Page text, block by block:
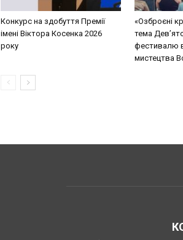
Конкурс на здобуття Премії
імені Віктора Косенка 2026
року
«Озброєні
тема
фестивалю
мистецтва